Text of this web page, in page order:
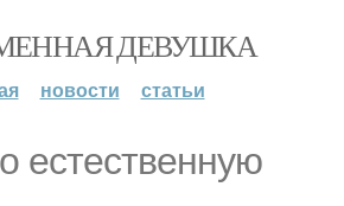
ДЕВУШКА
новости статьи
естественную